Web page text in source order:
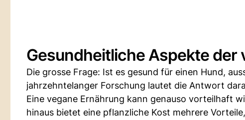
Gesundheitliche Aspekte der
Die grosse Frage: Ist es gesund für einen Hund,
jahrzehntelanger Forschung lautet die Antwort
Eine vegane Ernährung kann genauso vorteilhaft
hinaus bietet eine pflanzliche Kost mehrere